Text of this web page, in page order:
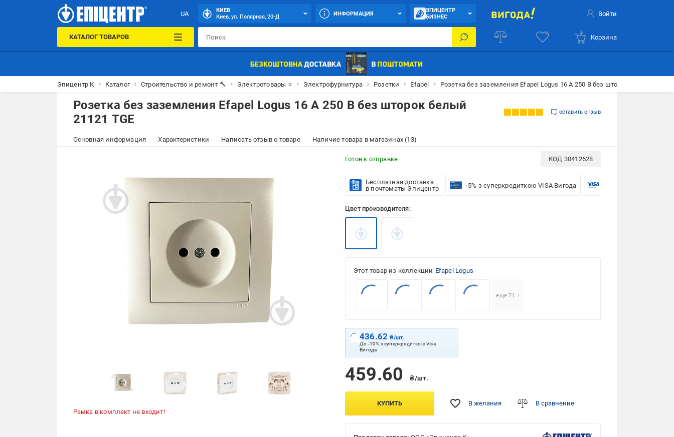
UA
КИЕВ
Киев, ул. Полярная, 20-Д
ИНФОРМАЦИЯ
ЭПИЦЕНТР
БИЗНЕС
Войти
КАТАЛОГ ТОВАРОВ Корзина
Эпицентр К Каталог Строительство и ремонт 🔨 Электротовары ⭐ Электрофурнитура Розетки Efapel Розетка без заземления Efapel Logus 16 А 250 В без шторок белый 21121
Розетка без заземления Efapel Logus 16 А 250 В без шторок белый
21121 TGE
оставить отзыв
Основная информация Характеристики Написать отзыв о товаре Наличие товара в магазинах (13)
Рамка в комплект не входит!
Готов к отправке КОД 30412628
Бесплатная доставка
в почтоматы Эпицентр
-5% з суперкредиткою VISA Вигода
Цвет производителя:
Этот товар из коллекции Efapel Logus
еще 71
436.62₴/шт.
До -10% з суперкредиткою Visa
Вигода
459.60 ₴/шт.
КУПИТЬ В желания В сравнение